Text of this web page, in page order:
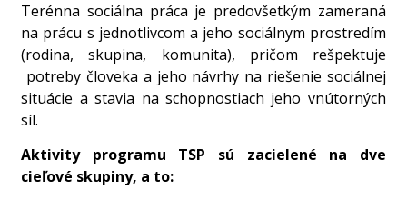
Terénna sociálna práca je predovšetkým zameraná
na prácu s jednotlivcom a jeho sociálnym prostredím
(rodina, skupina, komunita), pričom rešpektuje
potreby človeka a jeho návrhy na riešenie sociálnej
situácie a stavia na schopnostiach jeho vnútorných
síl.
Aktivity programu TSP sú zacielené na dve
cieľové skupiny, a to: